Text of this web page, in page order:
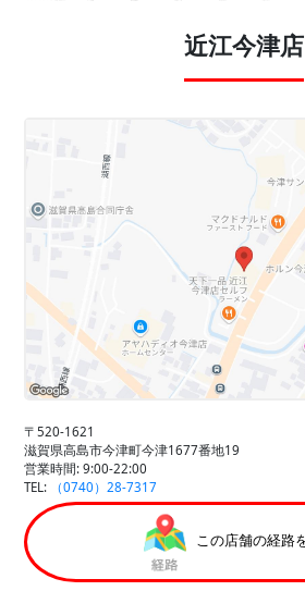
近江今津店
〒520-1621
滋賀県高島市今津町今津1677番地19
営業時間: 9:00-22:00
TEL:
（0740）28-7317
この店舗の経路